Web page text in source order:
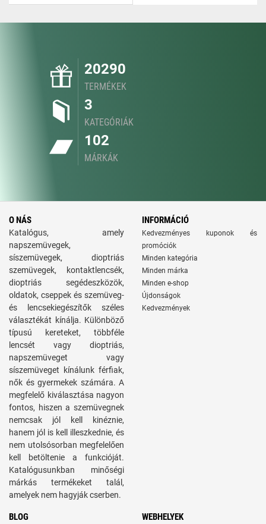
20290
TERMÉKEK
3
KATEGÓRIÁK
102
MÁRKÁK
O NÁS
Katalógus, amely
napszemüvegek,
síszemüvegek, dioptriás
szemüvegek, kontaktlencsék,
dioptriás segédeszközök,
oldatok, cseppek és szemüveg-
és lencsekiegészítők széles
választékát kínálja. Különböző
típusú kereteket, többféle
lencsét vagy dioptriás,
napszemüveget vagy
síszemüveget kínálunk férfiak,
nők és gyermekek számára. A
megfelelő kiválasztása nagyon
fontos, hiszen a szemüvegnek
nemcsak jól kell kinéznie,
hanem jól is kell illeszkednie, és
nem utolsósorban megfelelően
kell betöltenie a funkcióját.
Katalógusunkban minőségi
márkás termékeket talál,
amelyek nem hagyják cserben.
INFORMÁCIÓ
Kedvezményes kuponok és
promóciók
Minden kategória
Minden márka
Minden e-shop
Újdonságok
Kedvezmények
BLOG WEBHELYEK